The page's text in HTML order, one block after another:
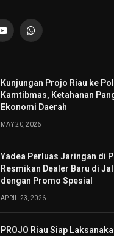
YouTubeWhatsApp
Kunjungan Projo Riau ke
Kamtibmas, Ketahanan
Ekonomi Daerah
MAY 20, 2026
Yadea Perluas Jaringan di
Resmikan Dealer Baru di
dengan Promo Spesial
APRIL 23, 2026
PROJO Riau Siap